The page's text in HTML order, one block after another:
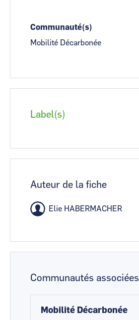
Communauté(s)
Mobilité Décarbonée
Label(s)
Auteur de la fiche
Elie HABERMACHER
Communautés associées
Mobilité Décarbonée